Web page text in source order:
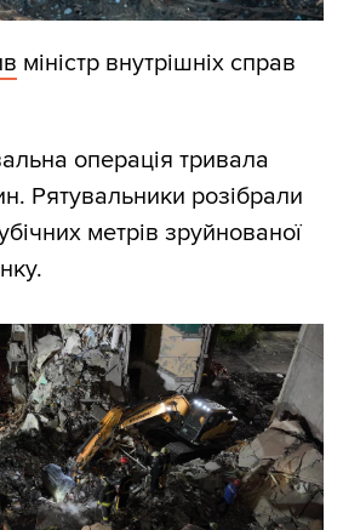
міністр внутрішніх справ
операція тривала
Рятувальники розібрали
метрів зруйнованої